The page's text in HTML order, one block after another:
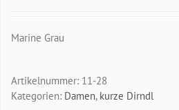
Marine Grau
Artikelnummer: 11-28
Kategorien: Damen, kurze Dirndl